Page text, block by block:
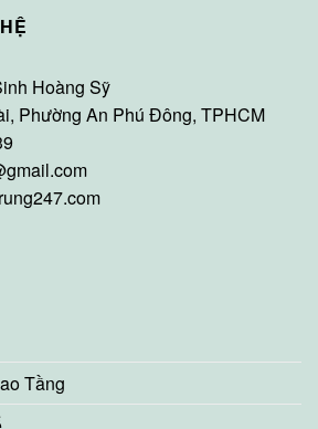
Hoàng Sỹ
Phường An Phú Đông, TPHCM
Tầng